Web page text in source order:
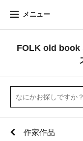
メニュー
FOLK old book
作家作品